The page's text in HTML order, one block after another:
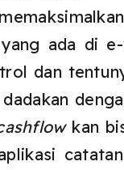
ada di
dan
kan